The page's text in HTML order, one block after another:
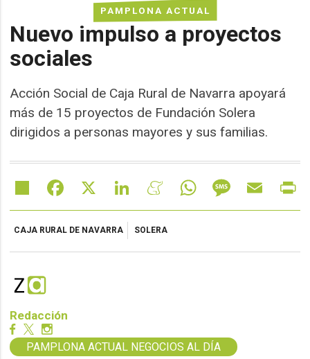
PAMPLONA ACTUAL
Nuevo impulso a proyectos
sociales
Acción Social de Caja Rural de Navarra apoyará
más de 15 proyectos de Fundación Solera
dirigidos a personas mayores y sus familias.
Share Facebook LinkedIn MeneameWhatsAppMessageEmail
CAJA RURAL DE NAVARRA SOLERA
Redacción
PAMPLONA ACTUAL NEGOCIOS AL DÍA